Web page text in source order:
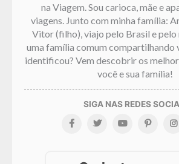
na Viagem. Sou carioca, mãe e
viagens. Junto com minha família:
Vitor (filho), viajo pelo Brasil e pelo
uma família comum compartilhando
identificou? Vem descobrir os
você e sua família!